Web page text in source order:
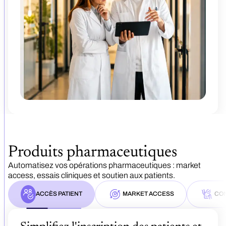
Produits pharmaceutiques
Automatisez vos opérations pharmaceutiques : market
access, essais cliniques et soutien aux patients.
ACCÈS PATIENT MARKET ACCESS